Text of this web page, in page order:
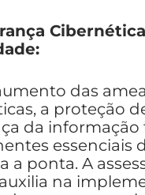
das
a proteção
da
essenciais
a ponta. A
na